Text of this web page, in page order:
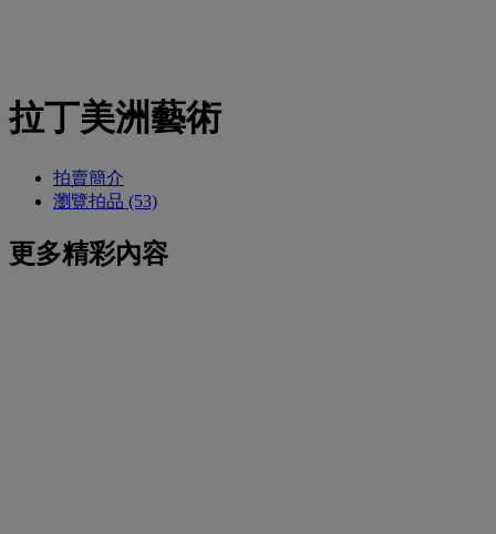
拉丁美洲藝術
拍賣簡介
瀏覽拍品 (53)
更多精彩內容